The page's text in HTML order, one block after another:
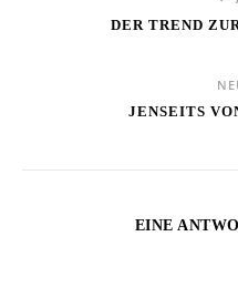
DER TREND
JENSEITS
EINE